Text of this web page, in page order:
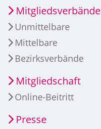
Mitgliedsverbände
Unmittelbare
Mittelbare
Bezirksverbände
Mitgliedschaft
Online-Beitritt
Presse